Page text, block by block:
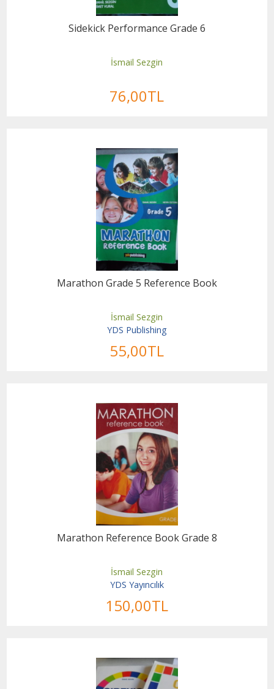
Sidekick Performance Grade 6
İsmail Sezgin
76,00TL
Marathon Grade 5 Reference Book
İsmail Sezgin
YDS Publishing
55,00TL
Marathon Reference Book Grade 8
İsmail Sezgin
YDS Yayıncılık
150,00TL